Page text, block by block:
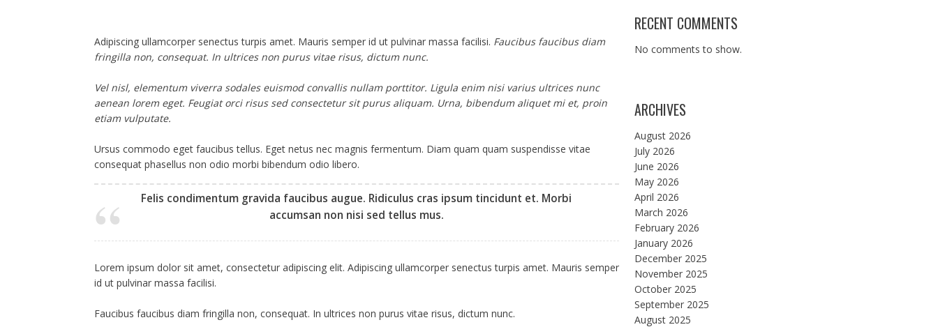
Adipiscing ullamcorper senectus turpis amet. Mauris semper id ut pulvinar massa facilisi. Faucibus faucibus diam
fringilla non, consequat. In ultrices non purus vitae risus, dictum nunc.
Vel nisl, elementum viverra sodales euismod convallis nullam porttitor. Ligula enim nisi varius ultrices nunc
aenean lorem eget. Feugiat orci risus sed consectetur sit purus aliquam. Urna, bibendum aliquet mi et, proin
etiam vulputate.
Ursus commodo eget faucibus tellus. Eget netus nec magnis fermentum. Diam quam quam suspendisse vitae
consequat phasellus non odio morbi bibendum odio libero.
Felis condimentum gravida faucibus augue. Ridiculus cras ipsum tincidunt et. Morbi
accumsan non nisi sed tellus mus.
Lorem ipsum dolor sit amet, consectetur adipiscing elit. Adipiscing ullamcorper senectus turpis amet. Mauris semper
id ut pulvinar massa facilisi.
Faucibus faucibus diam fringilla non, consequat. In ultrices non purus vitae risus, dictum nunc.
RECENT COMMENTS
No comments to show.
ARCHIVES
August 2026
July 2026
June 2026
May 2026
April 2026
March 2026
February 2026
January 2026
December 2025
November 2025
October 2025
September 2025
August 2025